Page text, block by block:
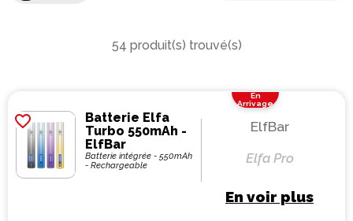
54 produit(s) trouvé(s)
En
Arrivage
favorite_border
Batterie Elfa
Turbo 550mAh -
ElfBar
Batterie intégrée - 550mAh
- Rechargeable
ElfBar
Elfa Pro
En voir plus